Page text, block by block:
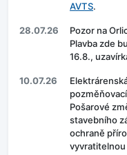
AVTS.
28.07.26
Pozor na
Plavba zde
16.8.,
10.07.26
Pošarové
stavebního
ochraně